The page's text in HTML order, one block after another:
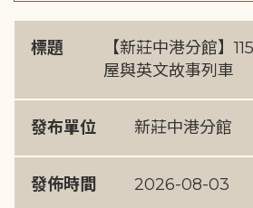
標題
【新莊中港分館】
屋與英文故事列車
發布單位 新莊中港分館
發佈時間 2026-08-03